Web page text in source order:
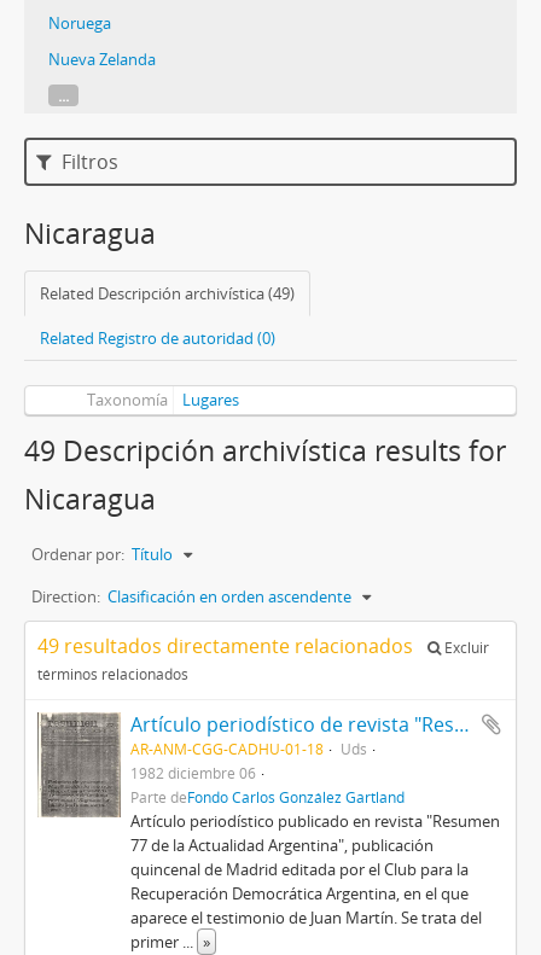
Noruega
Nueva Zelanda
...
Filtros
Nicaragua
Related Descripción archivística (49)
Related Registro de autoridad (0)
Taxonomía Lugares
49 Descripción archivística results for
Nicaragua
Ordenar por: Título
Direction: Clasificación en orden ascendente
49 resultados directamente relacionados
Excluir
términos relacionados
Artículo periodístico de revista "Resumen 77 de la Actualidad Argentina con testimonio de Juan Martín
AR-ANM-CGG-CADHU-01-18
Uds
1982 diciembre 06
Parte deFondo Carlos González Gartland
Artículo periodístico publicado en revista "Resumen
77 de la Actualidad Argentina", publicación
quincenal de Madrid editada por el Club para la
Recuperación Democrática Argentina, en el que
aparece el testimonio de Juan Martín. Se trata del
primer ... »